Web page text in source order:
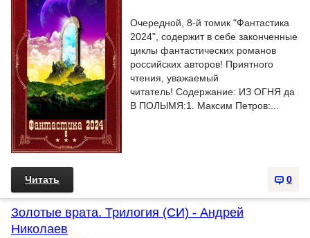
Очередной, 8-й томик "Фантастика
2024", содержит в себе законченные
циклы фантастических романов
российских авторов! Приятного
чтения, уважаемый
читатель! Содержание: ИЗ ОГНЯ да
В ПОЛЫМЯ:1. Максим Петров:...
0
Читать
Золотые врата. Трилогия (СИ) - Андрей
Николаев